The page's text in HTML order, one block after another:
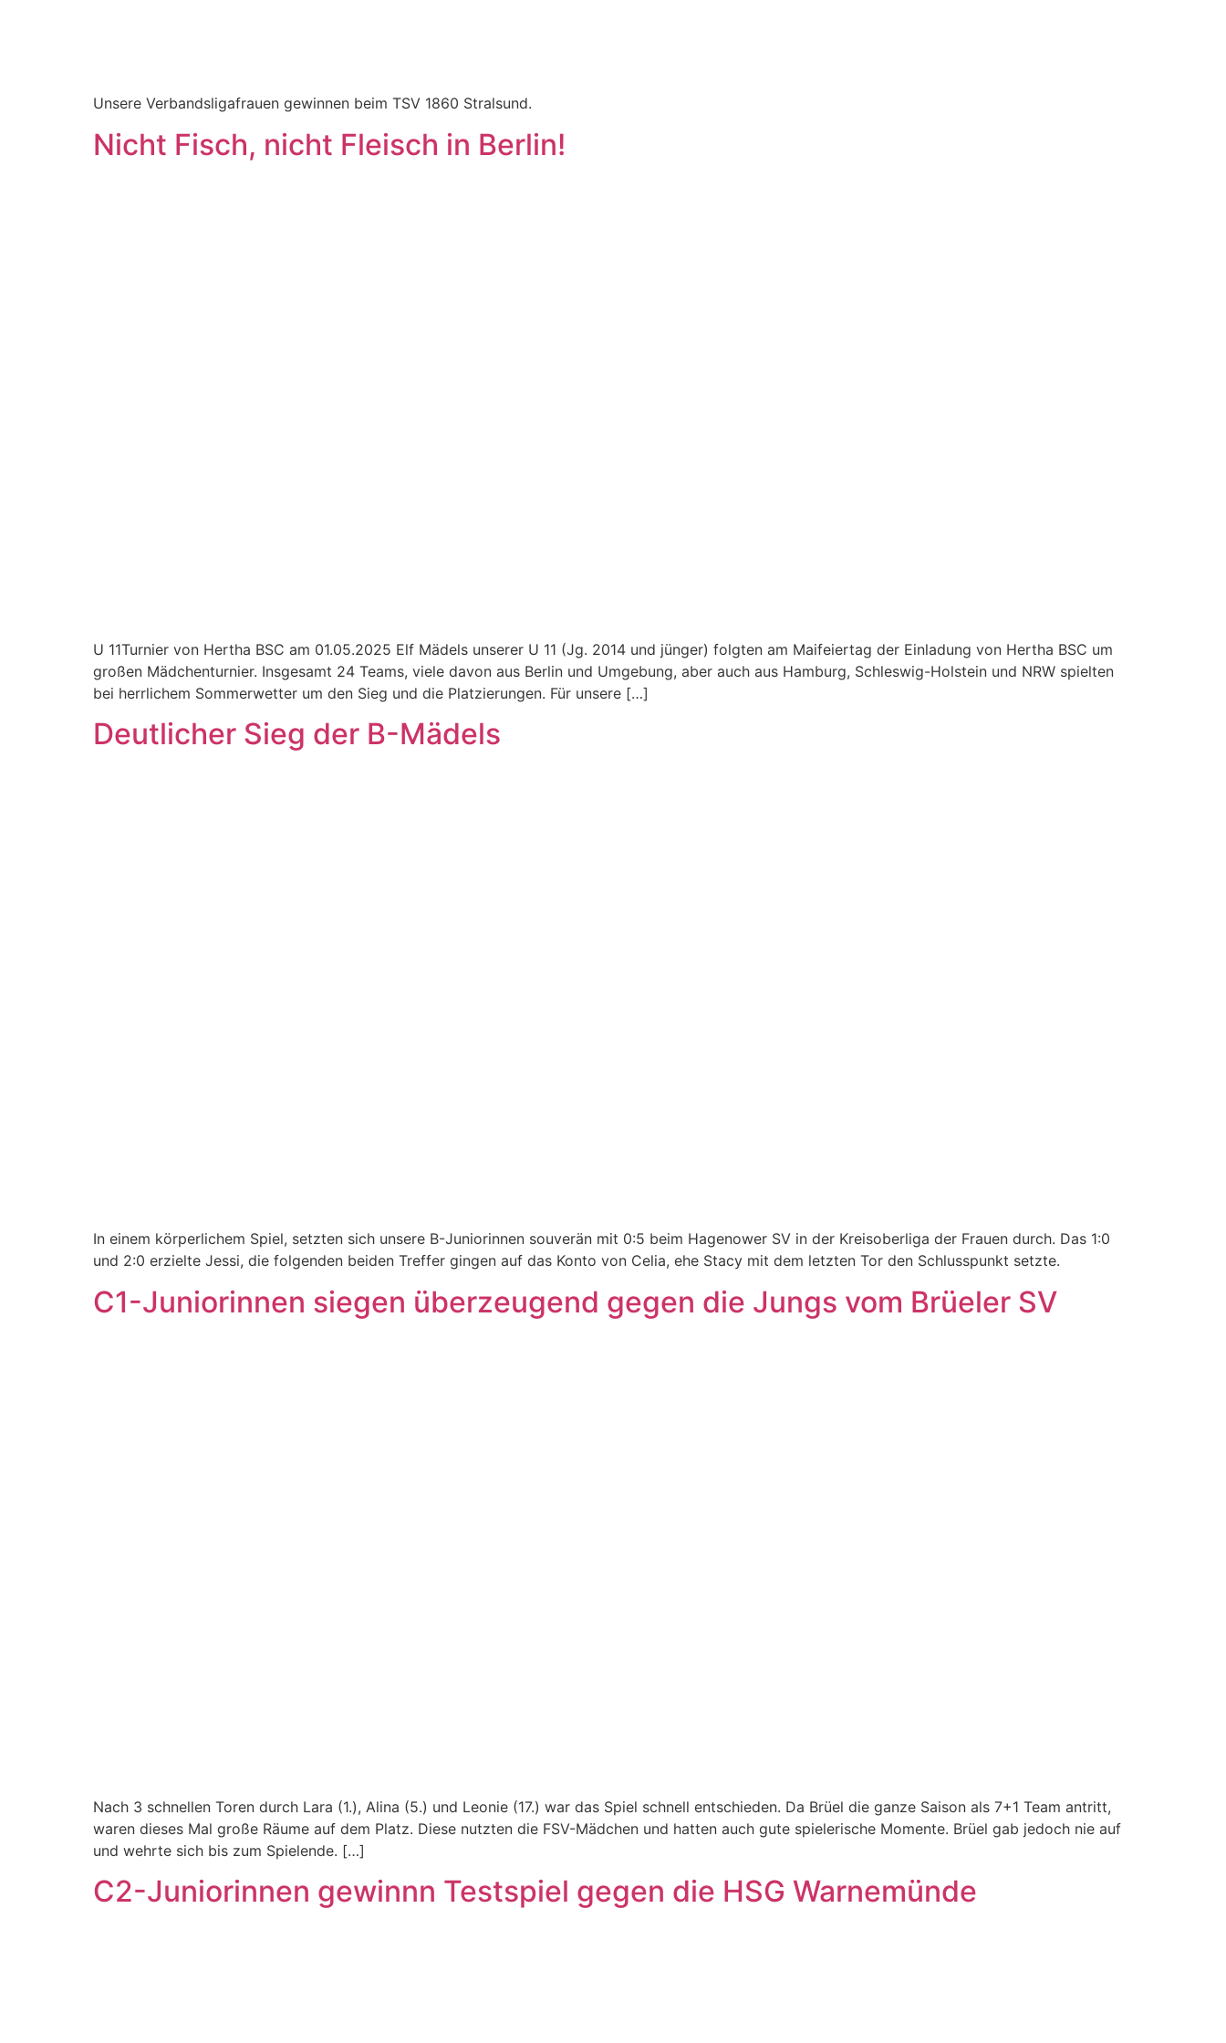
Unsere Verbandsligafrauen gewinnen beim TSV 1860 Stralsund.
Nicht Fisch, nicht Fleisch in Berlin!
U 11Turnier von Hertha BSC am 01.05.2025 Elf Mädels unserer U 11 (Jg. 2014 und jünger) folgten am Maifeiertag der Einladung von Hertha BSC um
großen Mädchenturnier. Insgesamt 24 Teams, viele davon aus Berlin und Umgebung, aber auch aus Hamburg, Schleswig-Holstein und NRW spielten
bei herrlichem Sommerwetter um den Sieg und die Platzierungen. Für unsere […]
Deutlicher Sieg der B-Mädels
In einem körperlichem Spiel, setzten sich unsere B-Juniorinnen souverän mit 0:5 beim Hagenower SV in der Kreisoberliga der Frauen durch. Das 1:0
und 2:0 erzielte Jessi, die folgenden beiden Treffer gingen auf das Konto von Celia, ehe Stacy mit dem letzten Tor den Schlusspunkt setzte.
C1-Juniorinnen siegen überzeugend gegen die Jungs vom Brüeler SV
Nach 3 schnellen Toren durch Lara (1.), Alina (5.) und Leonie (17.) war das Spiel schnell entschieden. Da Brüel die ganze Saison als 7+1 Team antritt,
waren dieses Mal große Räume auf dem Platz. Diese nutzten die FSV-Mädchen und hatten auch gute spielerische Momente. Brüel gab jedoch nie auf
und wehrte sich bis zum Spielende. […]
C2-Juniorinnen gewinnn Testspiel gegen die HSG Warnemünde